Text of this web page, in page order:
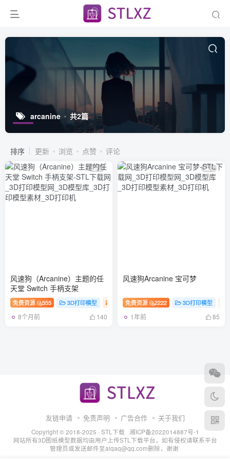
arcanine 共2篇
排序 更新 浏览 点赞 评论
2
风速狗（Arcanine）主题的任
天堂 Switch 手柄支架
免费资源 555 3D打印模型
8个月前 140
2
风速狗Arcanine 宝可梦
免费资源 2222 3D打印模型
1年前 85
友链申请 免责声明 广告合作 关于我们
Copyright © 2018-2025 · STL下载
湘ICP备2022014887号-1
网站所有3D图纸模型数据均由用户上传STL下载平台，如有侵权请联系平台
管理员或发送邮件至aiqaq@qq.com删除，谢谢